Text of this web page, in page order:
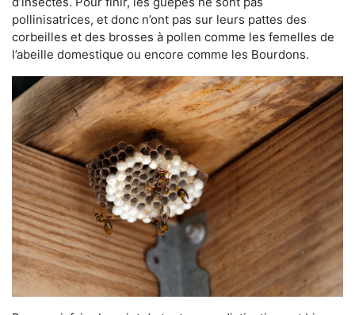
pollinisatrices, et donc n’ont pas sur leurs pattes des
corbeilles et des brosses à pollen comme les femelles de
l’abeille domestique ou encore comme les Bourdons.